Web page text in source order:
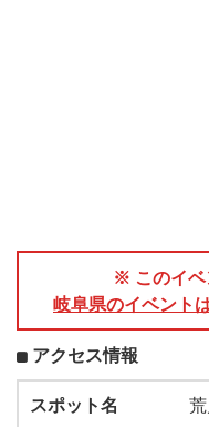
※ このイベ
岐阜県のイベント
アクセス情報
スポット名